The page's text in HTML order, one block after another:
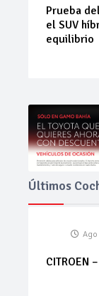
seguridad
Últimos